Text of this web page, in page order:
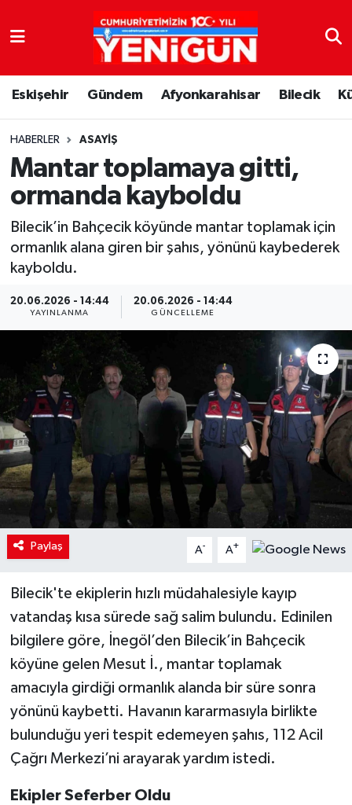
Eskişehir Gündem Afyonkarahisar Bilecik
HABERLER ASAYIŞ
Mantar toplamaya gitti,
ormanda kayboldu
Bilecik’in Bahçecik köyünde mantar toplamak için
ormanlık alana giren bir şahıs, yönünü kaybederek
kayboldu.
20.06.2026 - 14:44
YAYINLANMA
20.06.2026 - 14:44
GÜNCELLEME
Paylaş A- A+
Bilecik'te ekiplerin hızlı müdahalesiyle kayıp
vatandaş kısa sürede sağ salim bulundu. Edinilen
bilgilere göre, İnegöl’den Bilecik’in Bahçecik
köyüne gelen Mesut İ., mantar toplamak
amacıyla girdiği ormanlık alanda bir süre sonra
yönünü kaybetti. Havanın kararmasıyla birlikte
bulunduğu yeri tespit edemeyen şahıs, 112 Acil
Çağrı Merkezi’ni arayarak yardım istedi.
Ekipler Seferber Oldu
Nöbetçi Eczaneler
Hava Durumu
Trafik Durumu
Süper Lig Puan Durumu ve Fikstür
Tüm Manşetler
Son Dakika Haberleri
Haber Arşivi